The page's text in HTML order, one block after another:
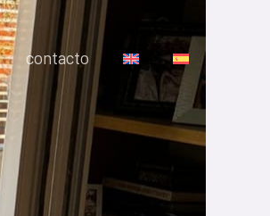
contacto